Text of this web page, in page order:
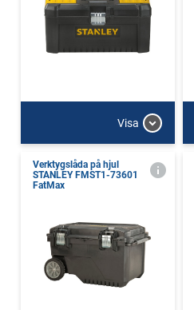
Visa
Verktygslåda på hjul
STANLEY FMST1-73601
FatMax